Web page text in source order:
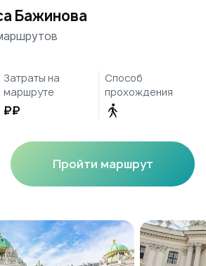
Бажинова
Затраты на
маршруте
₽₽
Способ
прохождения
Пройти маршрут